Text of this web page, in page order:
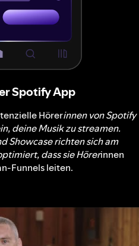
Spotify App
Hörerinnen von Spotify
deine Musik zu streamen.
Showcase richten sich am
dass sie Hörerinnen
Funnels leiten.